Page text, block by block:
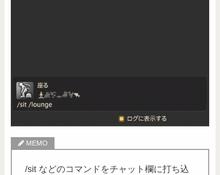
/sit などのコマンドをチャット欄に打ち込